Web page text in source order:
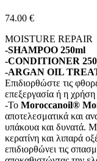
74.00 €
MOISTURE REPAIR
-SHAMPOO 250ml
-CONDITIONER
-ARGAN OIL
Επιδιορθώστε τις
επεξεργασία ή η
-Το Moroccanoil®
αποτελεσματικά και
υπάκουα και δυνατά.
κερατίνη και λιπαρά
επιδιορθώνει τις